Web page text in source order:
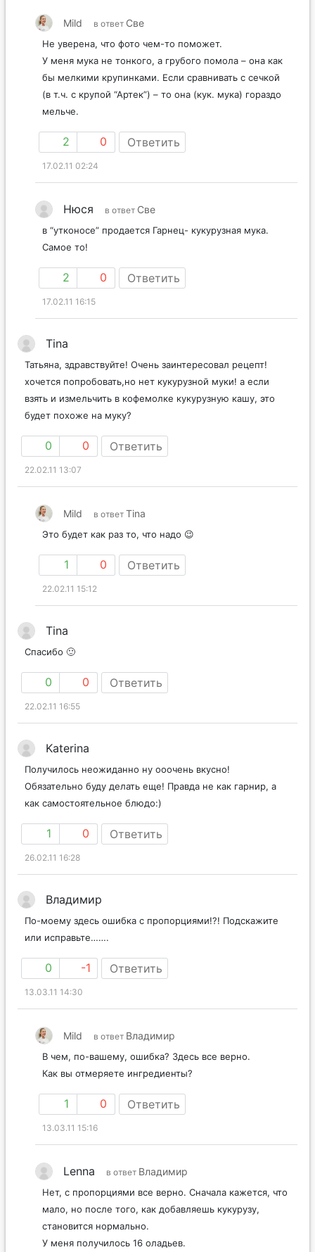
Mild в ответ Све
Не уверена, что фото чем-то поможет.
У меня мука не тонкого, а грубого помола – она как
бы мелкими крупинками. Если сравнивать с сечкой
(в т.ч. с крупой “Артек”) – то она (кук. мука) гораздо
мельче.
2 0 Ответить
17.02.11 02:24
Нюся в ответ Све
в “утконосе” продается Гарнец- кукурузная мука.
Самое то!
2 0 Ответить
17.02.11 16:15
Tina
Татьяна, здравствуйте! Очень заинтересовал рецепт!
хочется попробовать,но нет кукурузной муки! а если
взять и измельчить в кофемолке кукурузную кашу, это
будет похоже на муку?
0 0 Ответить
22.02.11 13:07
Mild в ответ Tina
Это будет как раз то, что надо 😉
1 0 Ответить
22.02.11 15:12
Tina
Спасибо 🙂
0 0 Ответить
22.02.11 16:55
Katerina
Получилось неожиданно ну ооочень вкусно!
Обязательно буду делать еще! Правда не как гарнир, а
как самостоятельное блюдо:)
1 0 Ответить
26.02.11 16:28
Владимир
По-моему здесь ошибка с пропорциями!?! Подскажите
или исправьте…….
0 -1 Ответить
13.03.11 14:30
Mild в ответ Владимир
В чем, по-вашему, ошибка? Здесь все верно.
Как вы отмеряете ингредиенты?
1 0 Ответить
13.03.11 15:16
Lenna в ответ Владимир
Нет, с пропорциями все верно. Сначала кажется, что
мало, но после того, как добавляешь кукурузу,
становится нормально.
У меня получилось 16 оладьев.